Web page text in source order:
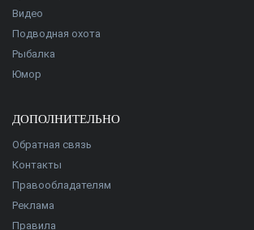
Видео
Подводная охота
Рыбалка
Юмор
ДОПОЛНИТЕЛЬНО
Обратная связь
Контакты
Правообладателям
Реклама
Правила